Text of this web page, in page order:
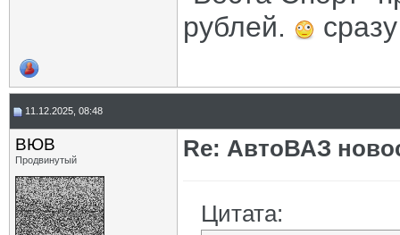
рублей.
11.12.2025, 08:48
ВЮВ
Продвинутый Re: АвтоВАЗ
Цитата: